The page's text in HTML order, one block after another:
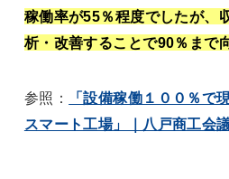
稼働率が55％程度でしたが、
析・改善することで90％まで
参照：
「設備稼働１００％で
スマート工場」｜八戸商工会